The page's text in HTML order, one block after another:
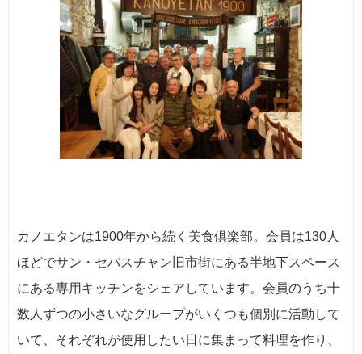
カノエタンは1900年から続く美食倶楽部。会員は130人
ほどでサン・セバスチャン旧市街にある半地下スペース
にある専用キッチンをシェアしています。会員のうち十
数人ずつの小さいなグループがいくつも個別に活動して
いて、それぞれが使用したい日に集まって料理を作り、